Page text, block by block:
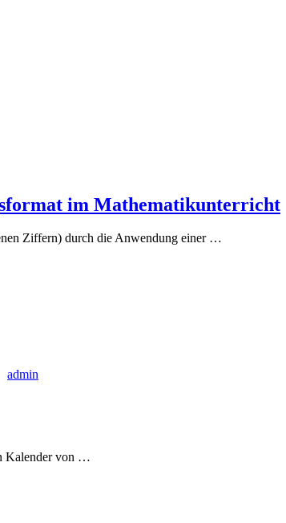
im Mathematikunterricht
Ziffern) durch die Anwendung einer …
admin
Kalender von …